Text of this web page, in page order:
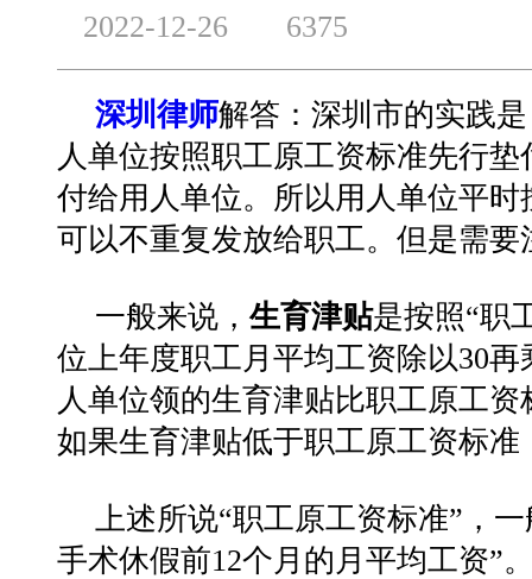
2022-12-26 6375
深圳律师解答：深圳市的实践
人单位按照职工原工资标准先行
付给用人单位。所以用人单位平
可以不重复发放给职工。但是需要
一般来说，生育津贴是按照“职
位上年度职工月平均工资除以30
人单位领的生育津贴比职工原工
如果生育津贴低于职工原工资标
上述所说“职工原工资标准”，
手术休假前12个月的月平均工资”